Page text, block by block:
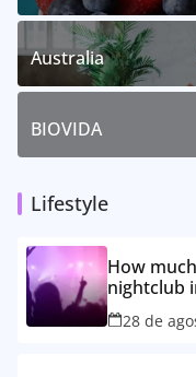
Australia
BIOVIDA
Lifestyle
How
nightclub
28 de